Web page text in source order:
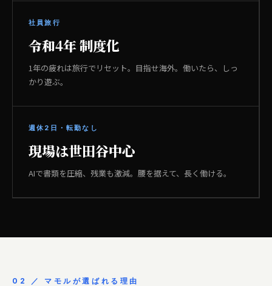
社員旅行
令和4年 制度化
1年の疲れは旅行でリセット。目指せ海外。働いたら、しっ
かり遊ぶ。
週休2日・転勤なし
現場は世田谷中心
AIで書類を圧縮、残業も激減。腰を据えて、長く働ける。
02 ／ マモルが選ばれる理由